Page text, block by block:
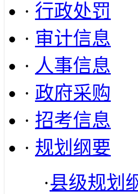
· 行政处罚
· 审计信息
· 人事信息
· 政府采购
· 招考信息
· 规划纲要
·县级规划